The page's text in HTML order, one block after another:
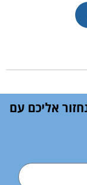
אליכם עם